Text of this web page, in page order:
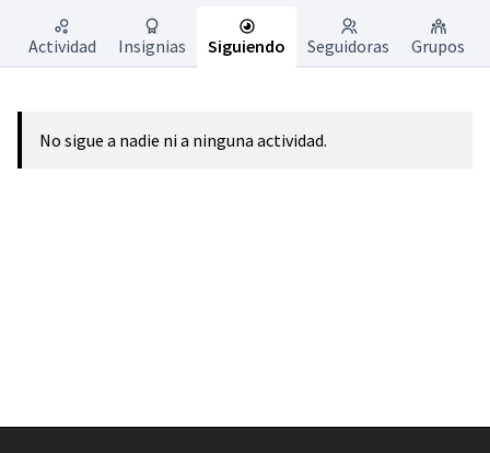
Actividad Insignias Siguiendo Seguidoras Grupos
No sigue a nadie ni a ninguna actividad.